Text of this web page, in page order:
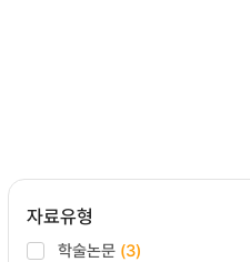
자료유형
학술논문 (3)